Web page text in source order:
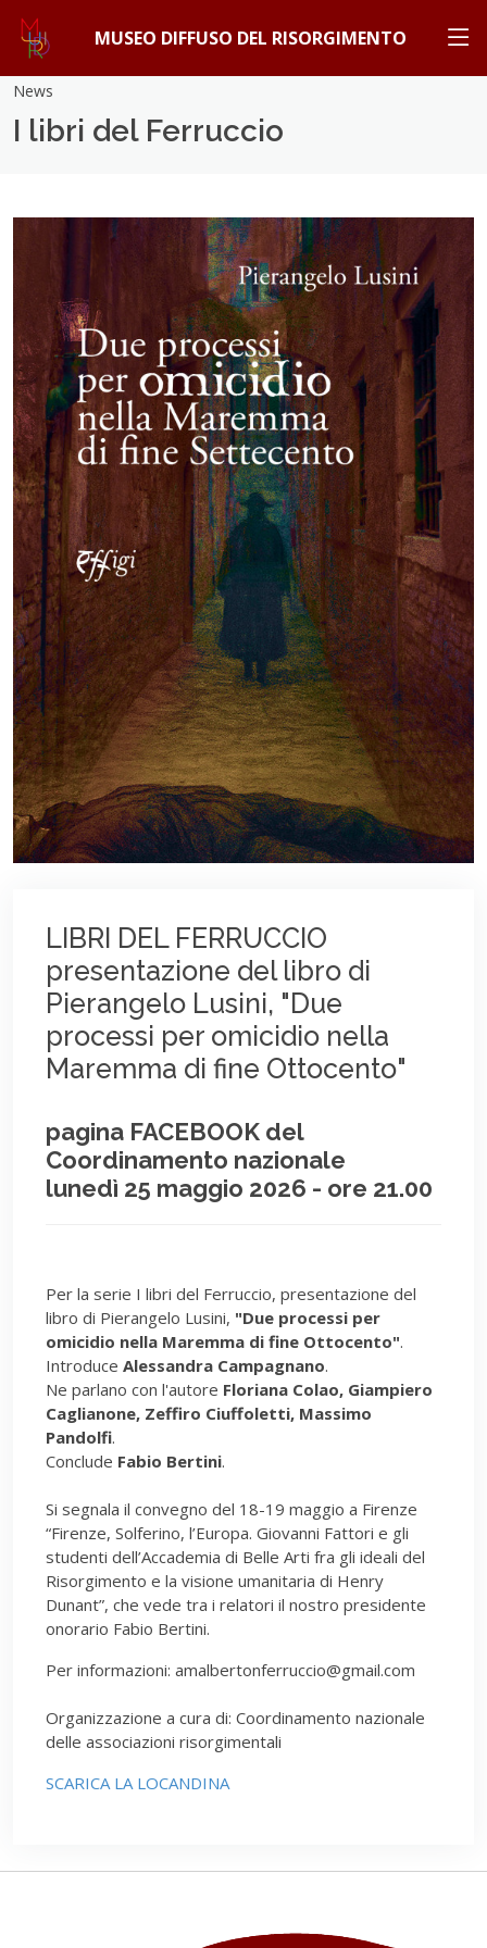
MUSEO DIFFUSO DEL RISORGIMENTO
News
I libri del Ferruccio
LIBRI DEL FERRUCCIO
presentazione del libro di
Pierangelo Lusini, "Due
processi per omicidio nella
Maremma di fine Ottocento"
pagina FACEBOOK del
Coordinamento nazionale
lunedì 25 maggio 2026 - ore 21.00
Per la serie I libri del Ferruccio, presentazione del
libro di Pierangelo Lusini, "Due processi per
omicidio nella Maremma di fine Ottocento".
Introduce Alessandra Campagnano.
Ne parlano con l'autore Floriana Colao, Giampiero
Caglianone, Zeffiro Ciuffoletti, Massimo
Pandolfi.
Conclude Fabio Bertini.
Si segnala il convegno del 18-19 maggio a Firenze
“Firenze, Solferino, l’Europa. Giovanni Fattori e gli
studenti dell’Accademia di Belle Arti fra gli ideali del
Risorgimento e la visione umanitaria di Henry
Dunant”, che vede tra i relatori il nostro presidente
onorario Fabio Bertini.
Per informazioni: amalbertonferruccio@gmail.com
Organizzazione a cura di: Coordinamento nazionale
delle associazioni risorgimentali
SCARICA LA LOCANDINA